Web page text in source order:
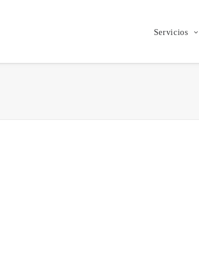
Servicios